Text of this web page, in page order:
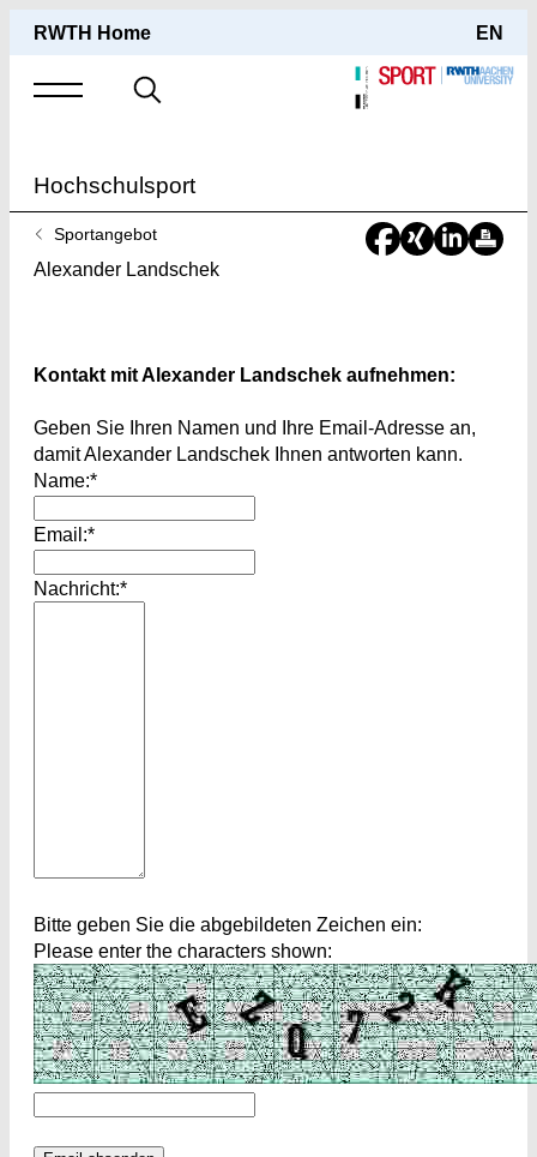
RWTH Home EN
Suche
Hochschulsport
Sie
sind
hier:
Sportangebot
Alexander Landschek
Kontakt mit Alexander Landschek aufnehmen:
Geben Sie Ihren Namen und Ihre Email-Adresse an,
damit Alexander Landschek Ihnen antworten kann.
Name:*
Email:*
Nachricht:*
Bitte geben Sie die abgebildeten Zeichen ein:
Please enter the characters shown: